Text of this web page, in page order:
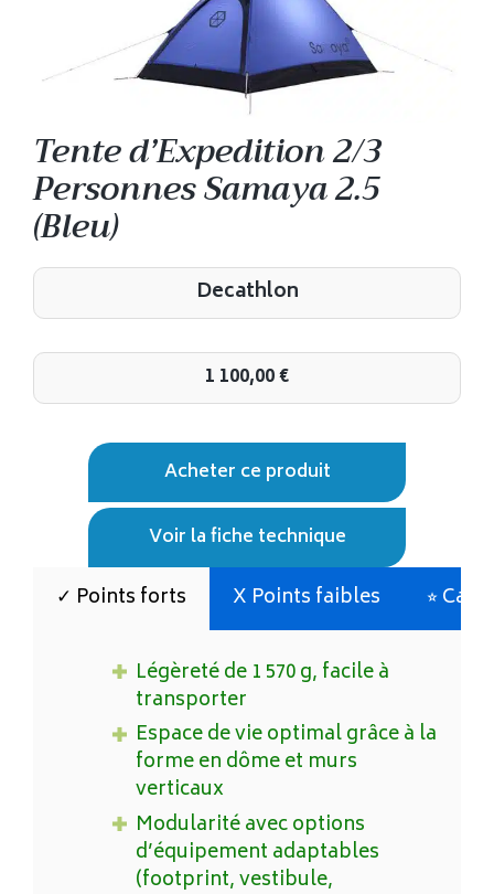
Tente d’Expedition 2/3
Personnes Samaya 2.5
(Bleu)
Decathlon
1 100,00€
Acheter ce produit
Voir la fiche technique
✓ Points forts X Points faibles ⭐︎
Légèreté de 1 570 g, facile à
transporter
Espace de vie optimal grâce à la
forme en dôme et murs
verticaux
Modularité avec options
d’équipement adaptables
(footprint, vestibule,